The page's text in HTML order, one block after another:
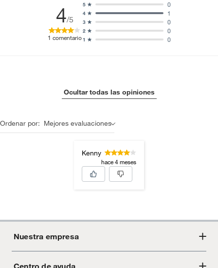
4/5
1 comentario1 0
2 0
3 0
4 1
5 0
Ocultar todas las opiniones
Ordenar por: Mejores evaluaciones
Kenny
hace 4 meses
Nuestra empresa
Acerca de Crate
Centro de ayuda